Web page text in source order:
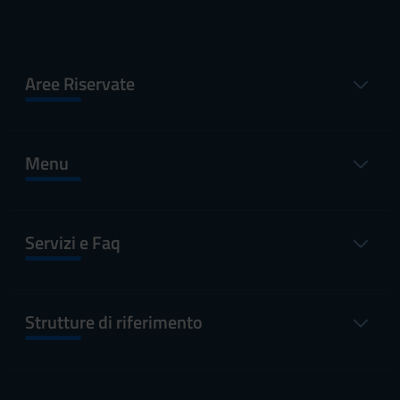
Aree Riservate
Menu
Servizi e Faq
Strutture di riferimento